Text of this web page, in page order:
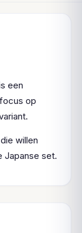
een
op
willen
Japanse set.